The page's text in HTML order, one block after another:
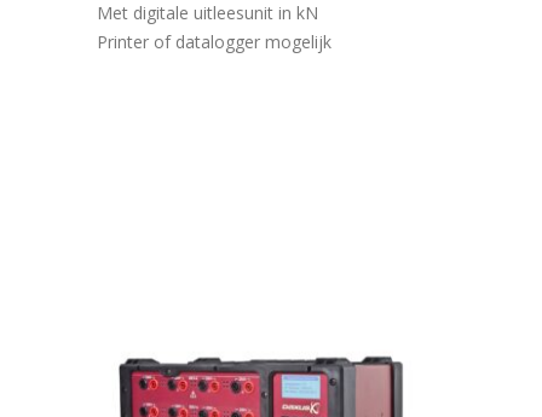
Met digitale uitleesunit in kN
Printer of datalogger mogelijk